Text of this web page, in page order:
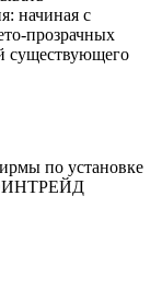
начиная с
прозрачных
существующего
по установке